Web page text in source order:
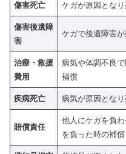
傷害死亡 ケガが原因とな
傷害後遺障
害
ケガで後遺障害
治療・救援
費用
病気や体調不良
補償
疾病死亡 病気が原因とな
賠償責任
他人にケガを負
を負った時の補償